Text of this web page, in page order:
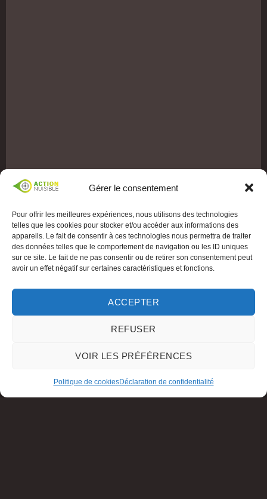
Gérer le consentement
Pour offrir les meilleures expériences, nous utilisons des technologies
telles que les cookies pour stocker et/ou accéder aux informations des
appareils. Le fait de consentir à ces technologies nous permettra de traiter
des données telles que le comportement de navigation ou les ID uniques
sur ce site. Le fait de ne pas consentir ou de retirer son consentement peut
avoir un effet négatif sur certaines caractéristiques et fonctions.
ACCEPTER
REFUSER
VOIR LES PRÉFÉRENCES
Politique de cookiesDéclaration de confidentialité